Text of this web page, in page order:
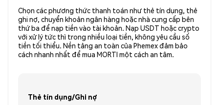
Chọn các phương thức thanh toán như thẻ tín dụng, thẻ
ghi nợ, chuyển khoản ngân hàng hoặc nhà cung cấp bên
thứ ba để nạp tiền vào tài khoản. Nạp USDT hoặc crypto
với xử lý tức thì trong nhiều loại tiền, không yêu cầu số
tiền tối thiểu. Nền tảng an toàn của Phemex đảm bảo
cách nhanh nhất để mua MORTI một cách an tâm.
Thẻ tín dụng/Ghi nợ